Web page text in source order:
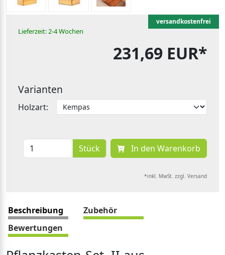
versandkostenfrei
Lieferzeit: 2-4 Wochen
231,69 EUR*
Varianten
Holzart:
Stück In den Warenkorb
*inkl. MwSt. zzgl. Versand
Beschreibung
Zubehör
Bewertungen